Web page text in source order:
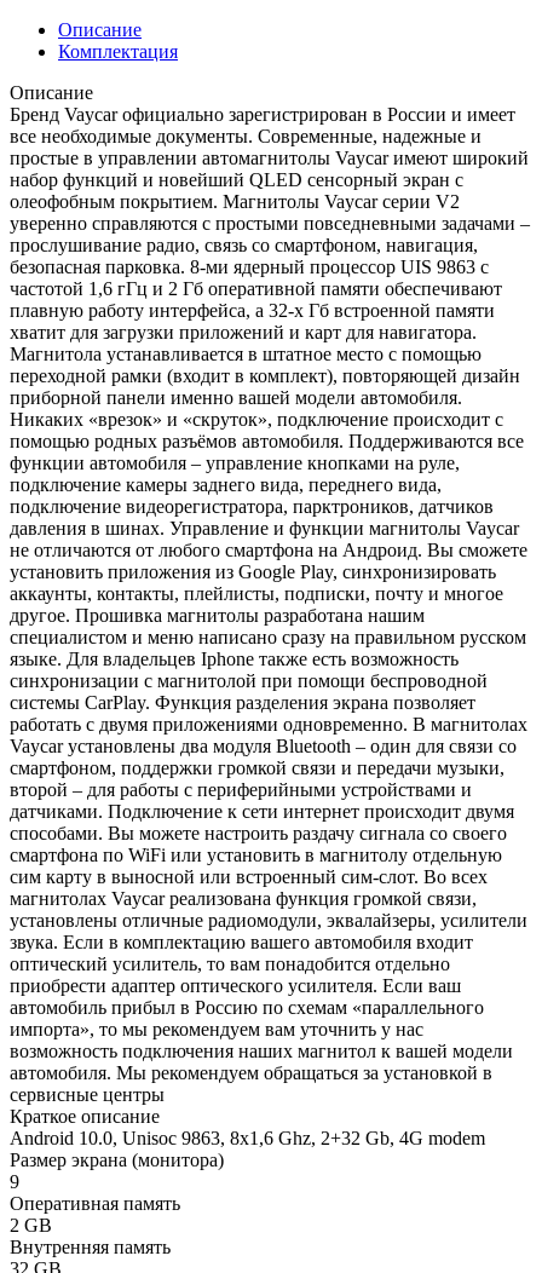
Описание
Комплектация
Описание
Бренд Vaycar официально зарегистрирован в России и имеет
все необходимые документы. Современные, надежные и
простые в управлении автомагнитолы Vaycar имеют широкий
набор функций и новейший QLED сенсорный экран с
олеофобным покрытием. Магнитолы Vaycar серии V2
уверенно справляются с простыми повседневными задачами –
прослушивание радио, связь со смартфоном, навигация,
безопасная парковка. 8-ми ядерный процессор UIS 9863 с
частотой 1,6 гГц и 2 Гб оперативной памяти обеспечивают
плавную работу интерфейса, а 32-х Гб встроенной памяти
хватит для загрузки приложений и карт для навигатора.
Магнитола устанавливается в штатное место с помощью
переходной рамки (входит в комплект), повторяющей дизайн
приборной панели именно вашей модели автомобиля.
Никаких «врезок» и «скруток», подключение происходит с
помощью родных разъёмов автомобиля. Поддерживаются все
функции автомобиля – управление кнопками на руле,
подключение камеры заднего вида, переднего вида,
подключение видеорегистратора, парктроников, датчиков
давления в шинах. Управление и функции магнитолы Vaycar
не отличаются от любого смартфона на Андроид. Вы сможете
установить приложения из Google Play, синхронизировать
аккаунты, контакты, плейлисты, подписки, почту и многое
другое. Прошивка магнитолы разработана нашим
специалистом и меню написано сразу на правильном русском
языке. Для владельцев Iphone также есть возможность
синхронизации с магнитолой при помощи беспроводной
системы CarPlay. Функция разделения экрана позволяет
работать с двумя приложениями одновременно. В магнитолах
Vaycar установлены два модуля Bluetooth – один для связи со
смартфоном, поддержки громкой связи и передачи музыки,
второй – для работы с периферийными устройствами и
датчиками. Подключение к сети интернет происходит двумя
способами. Вы можете настроить раздачу сигнала со своего
смартфона по WiFi или установить в магнитолу отдельную
сим карту в выносной или встроенный сим-слот. Во всех
магнитолах Vaycar реализована функция громкой связи,
установлены отличные радиомодули, эквалайзеры, усилители
звука. Если в комплектацию вашего автомобиля входит
оптический усилитель, то вам понадобится отдельно
приобрести адаптер оптического усилителя. Если ваш
автомобиль прибыл в Россию по схемам «параллельного
импорта», то мы рекомендуем вам уточнить у нас
возможность подключения наших магнитол к вашей модели
автомобиля. Мы рекомендуем обращаться за установкой в
сервисные центры
Краткое описание
Android 10.0, Unisoc 9863, 8х1,6 Ghz, 2+32 Gb, 4G modem
Размер экрана (монитора)
9
Оперативная память
2 GB
Внутренняя память
32 GB